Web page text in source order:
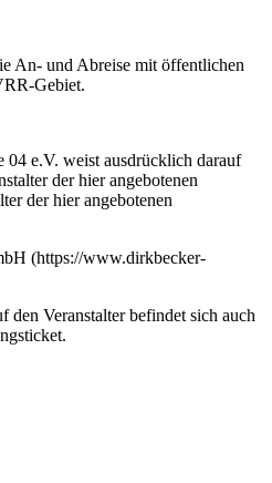
An- und Abreise mit öffentlichen
Gebiet.
04 e.V. weist ausdrücklich darauf
der hier angebotenen
der hier angebotenen
(https://www.dirkbecker-
den Veranstalter befindet sich auch